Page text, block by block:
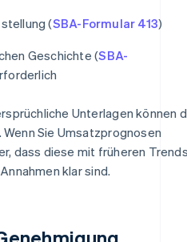
(SBA-Formular 413)
Geschichte (SBA-
Unterlagen können
Sie Umsatzprognosen
dass diese mit früheren
klar sind.